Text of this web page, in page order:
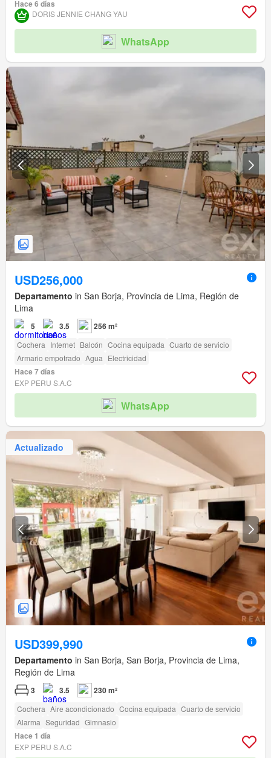
Hace 6 días
DORIS JENNIE CHANG YAU
WhatsApp
USD256,000
Departamento in San Borja, Provincia de Lima, Región de
Lima
5 3.5 256 m²
Cochera Internet Balcón Cocina equipada Cuarto de servicio
Armario empotrado Agua Electricidad
Hace 7 días
EXP PERU S.A.C
WhatsApp
Actualizado
USD399,990
Departamento in San Borja, San Borja, Provincia de Lima,
Región de Lima
3 3.5 230 m²
Cochera Aire acondicionado Cocina equipada Cuarto de servicio
Alarma Seguridad Gimnasio
Hace 1 día
EXP PERU S.A.C